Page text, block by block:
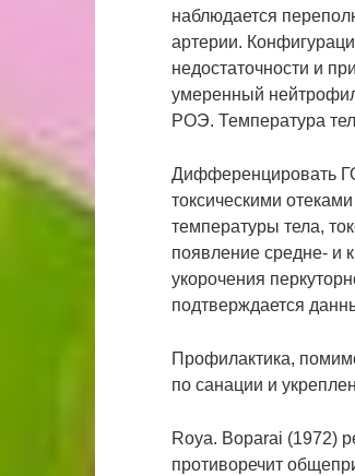
наблюдается
артерии.
недостаточности и
умеренный
РОЭ. Температура
Дифференцировать
токсическими
температуры тела,
появление средне- и
укорочения
подтверждается
Профилактика,
по санации и
Roya. Boparai (1972)
противоречит